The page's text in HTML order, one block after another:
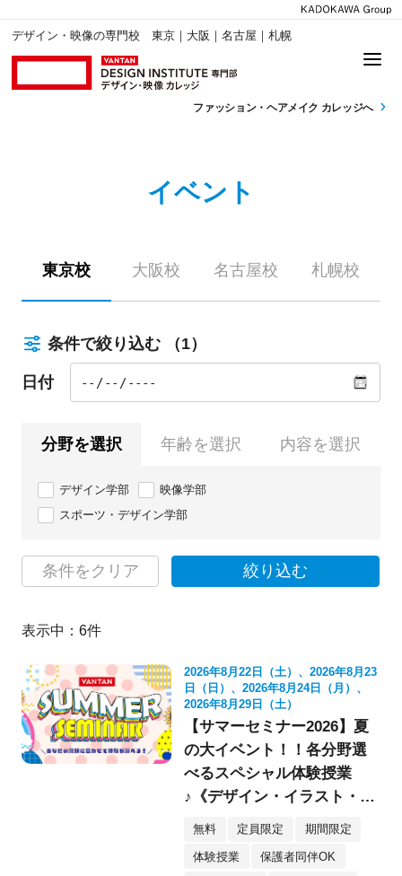
デザイン・映像の専門校 東京｜大阪｜名古屋｜札幌
ファッション・ ヘアメイク カレッジへ
イベント
東京校 大阪校 名古屋校 札幌校
条件で絞り込む （1）
日付
分野を選択 年齢を選択 内容を選択
デザイン学部
映像学部
スポーツ・デザイン学部
条件をクリア 絞り込む
表示中： 6件
2026年8月22日（土）、2026年8月23
日（日）、2026年8月24日（月）、
2026年8月29日（土）
【サマーセミナー2026】夏
の大イベント！！各分野選
べるスペシャル体験授業
♪《デザイン・イラスト・映
像・スケボー・フォト》
無料 定員限定 期間限定
体験授業 保護者同伴OK